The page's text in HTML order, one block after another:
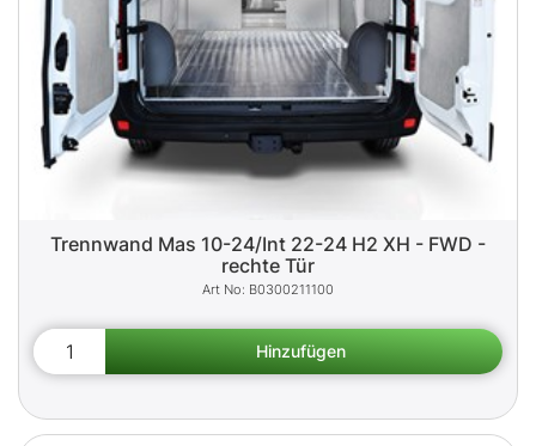
Trennwand Mas 10-24/Int 22-24 H2 XH - FWD -
rechte Tür
B0300211100